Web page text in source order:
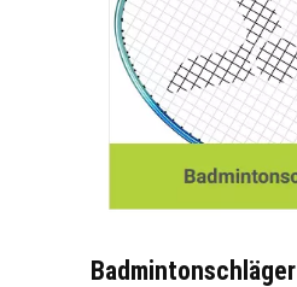
Badmintonschläger